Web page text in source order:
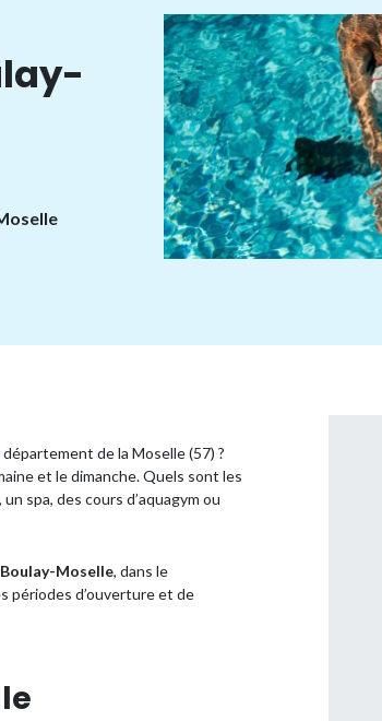
département de la Moselle (57) ?
et le dimanche. Quels sont les
spa, des cours d’aquagym ou
Boulay-Moselle, dans le
périodes d’ouverture et de